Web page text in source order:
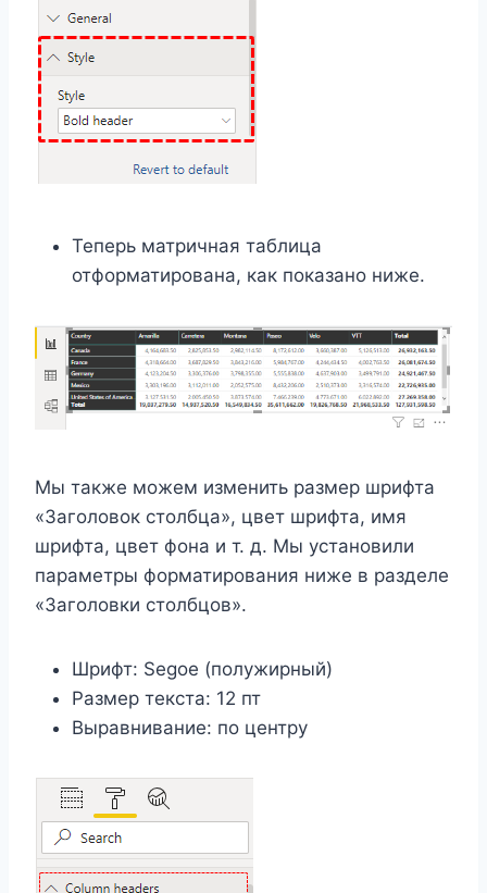
Теперь матричная таблица
отформатирована, как показано ниже.
Мы также можем изменить размер шрифта
«Заголовок столбца», цвет шрифта, имя
шрифта, цвет фона и т. д. Мы установили
параметры форматирования ниже в разделе
«Заголовки столбцов».
Шрифт: Segoe (полужирный)
Размер текста: 12 пт
Выравнивание: по центру